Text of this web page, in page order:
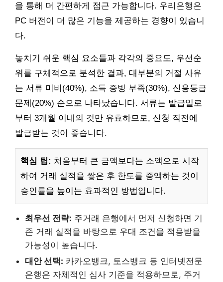
을 통해 더 간편하게 접근 가능합니다. 우리은행은
PC 버전이 더 많은 기능을 제공하는 경향이 있습니
다.
놓치기 쉬운 핵심 요소들과 각각의 중요도, 우선순
위를 구체적으로 분석한 결과, 대부분의 거절 사유
는 서류 미비(40%), 소득 증빙 부족(30%), 신용등급
문제(20%) 순으로 나타났습니다. 서류는 발급일로
부터 3개월 이내의 것만 유효하므로, 신청 직전에
발급받는 것이 좋습니다.
핵심 팁: 처음부터 큰 금액보다는 소액으로 시작
하여 거래 실적을 쌓은 후 한도를 증액하는 것이
승인률을 높이는 효과적인 방법입니다.
최우선 전략: 주거래 은행에서 먼저 신청하면 기
존 거래 실적을 바탕으로 우대 조건을 적용받을
가능성이 높습니다.
대안 선택: 카카오뱅크, 토스뱅크 등 인터넷전문
은행은 자체적인 심사 기준을 적용하므로, 주거